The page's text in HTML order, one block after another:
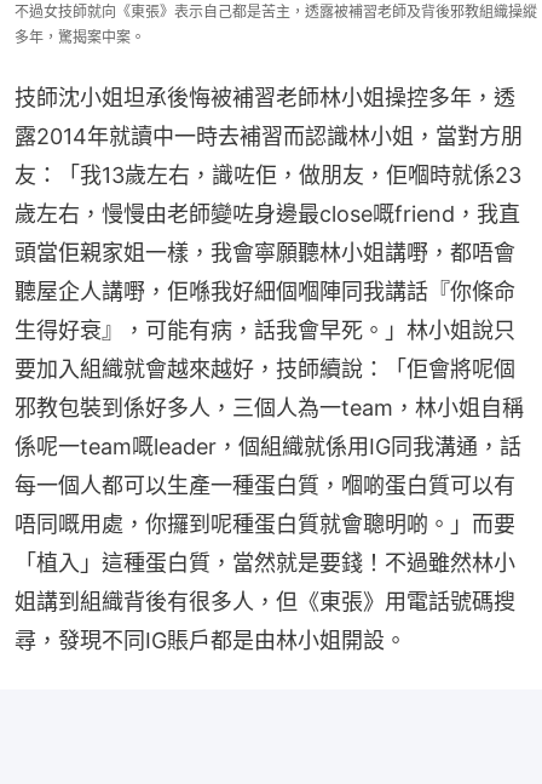
不過女技師就向《東張》表示自己都是苦主，透露被補習老師及背後邪教組織操縱
多年，驚揭案中案。
技師沈小姐坦承後悔被補習老師林小姐操控多年，透
露2014年就讀中一時去補習而認識林小姐，當對方朋
友：「我13歲左右，識咗佢，做朋友，佢嗰時就係23
歲左右，慢慢由老師變咗身邊最close嘅friend，我直
頭當佢親家姐一樣，我會寧願聽林小姐講嘢，都唔會
聽屋企人講嘢，佢喺我好細個嗰陣同我講話『你條命
生得好衰』，可能有病，話我會早死。」林小姐說只
要加入組織就會越來越好，技師續說：「佢會將呢個
邪教包裝到係好多人，三個人為一team，林小姐自稱
係呢一team嘅leader，個組織就係用IG同我溝通，話
每一個人都可以生產一種蛋白質，嗰啲蛋白質可以有
唔同嘅用處，你攞到呢種蛋白質就會聰明啲。」而要
「植入」這種蛋白質，當然就是要錢！不過雖然林小
姐講到組織背後有很多人，但《東張》用電話號碼搜
尋，發現不同IG賬戶都是由林小姐開設。